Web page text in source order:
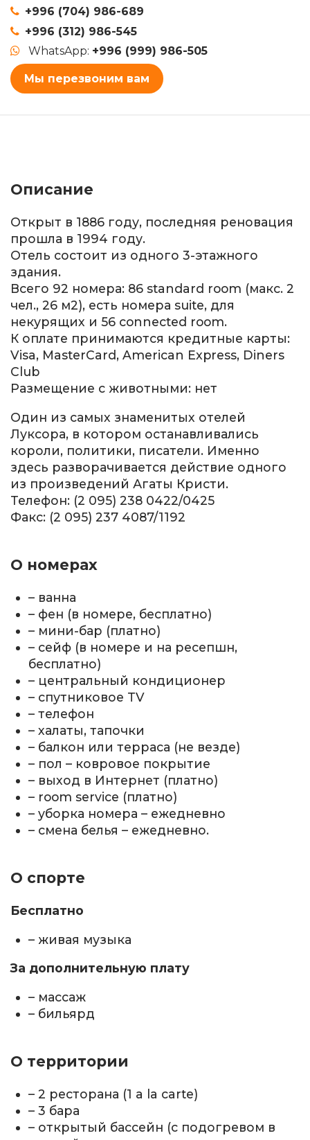
+996 (704) 986-689
+996 (312) 986-545
WhatsApp: +996 (999) 986-505
Мы перезвоним вам
Описание
Открыт в 1886 году, последняя реновация
прошла в 1994 году.
Отель состоит из одного 3-этажного
здания.
Всего 92 номера: 86 standard room (макс. 2
чел., 26 м2), есть номера suite, для
некурящих и 56 connected room.
К оплате принимаются кредитные карты:
Visa, MasterCard, American Express, Diners
Club
Размещение с животными: нет
Один из самых знаменитых отелей
Луксора, в котором останавливались
короли, политики, писатели. Именно
здесь разворачивается действие одного
из произведений Агаты Кристи.
Телефон: (2 095) 238 0422/0425
Факс: (2 095) 237 4087/1192
О номерах
– ванна
– фен (в номере, бесплатно)
– мини-бар (платно)
– сейф (в номере и на ресепшн,
бесплатно)
– центральный кондиционер
– спутниковое TV
– телефон
– халаты, тапочки
– балкон или терраса (не везде)
– пол – ковровое покрытие
– выход в Интернет (платно)
– room service (платно)
– уборка номера – ежедневно
– смена белья – ежедневно.
О спорте
Бесплатно
– живая музыка
За дополнительную плату
– массаж
– бильярд
О территории
– 2 ресторана (1 a la carte)
– 3 бара
– открытый бассейн (с подогревом в